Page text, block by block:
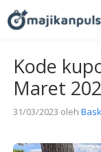
Langsung
ke
Kode
Maret
31/03/2023 oleh